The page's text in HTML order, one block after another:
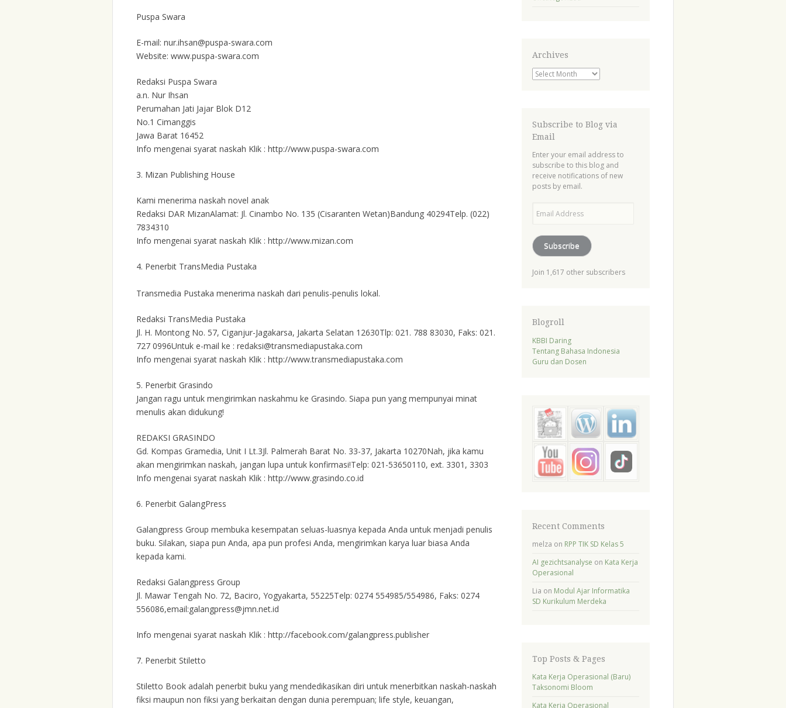
Puspa Swara
E-mail: nur.ihsan@puspa-swara.com
Website: www.puspa-swara.com
Redaksi Puspa Swara
a.n. Nur Ihsan
Perumahan Jati Jajar Blok D12
No.1 Cimanggis
Jawa Barat 16452
Info mengenai syarat naskah Klik : http://www.puspa-swara.com
3. Mizan Publishing House
Kami menerima naskah novel anak
Redaksi DAR MizanAlamat: Jl. Cinambo No. 135 (Cisaranten Wetan)Bandung 40294Telp. (022)
7834310
Info mengenai syarat naskah Klik : http://www.mizan.com
4. Penerbit TransMedia Pustaka
Transmedia Pustaka menerima naskah dari penulis-penulis lokal.
Redaksi TransMedia Pustaka
Jl. H. Montong No. 57, Ciganjur-Jagakarsa, Jakarta Selatan 12630Tlp: 021. 788 83030, Faks: 021.
727 0996Untuk e-mail ke : redaksi@transmediapustaka.com
Info mengenai syarat naskah Klik : http://www.transmediapustaka.com
5. Penerbit Grasindo
Jangan ragu untuk mengirimkan naskahmu ke Grasindo. Siapa pun yang mempunyai minat
menulis akan didukung!
REDAKSI GRASINDO
Gd. Kompas Gramedia, Unit I Lt.3Jl. Palmerah Barat No. 33-37, Jakarta 10270Nah, jika kamu
akan mengirimkan naskah, jangan lupa untuk konfirmasi!Telp: 021-53650110, ext. 3301, 3303
Info mengenai syarat naskah Klik : http://www.grasindo.co.id
6. Penerbit GalangPress
Galangpress Group membuka kesempatan seluas-luasnya kepada Anda untuk menjadi penulis
buku. Silakan, siapa pun Anda, apa pun profesi Anda, mengirimkan karya luar biasa Anda
kepada kami.
Redaksi Galangpress Group
Jl. Mawar Tengah No. 72, Baciro, Yogyakarta, 55225Telp: 0274 554985/554986, Faks: 0274
556086,email:galangpress@jmn.net.id
Info mengenai syarat naskah Klik : http://facebook.com/galangpress.publisher
7. Penerbit Stiletto
Stiletto Book adalah penerbit buku yang mendedikasikan diri untuk menerbitkan naskah-naskah
fiksi maupun non fiksi yang berkaitan dengan dunia perempuan; life style, keuangan,
Archives
Archives
Subscribe to Blog via
Email
Enter your email address to
subscribe to this blog and
receive notifications of new
posts by email.
Address
Subscribe
Join 1,617 other subscribers
Blogroll
KBBI Daring
Tentang Bahasa Indonesia
Guru dan Dosen
Recent Comments
melza on RPP TIK SD Kelas 5
AI gezichtsanalyse on Kata Kerja
Operasional
Lia on Modul Ajar Informatika
SD Kurikulum Merdeka
Top Posts & Pages
Kata Kerja Operasional (Baru)
Taksonomi Bloom
Kata Kerja Operasional